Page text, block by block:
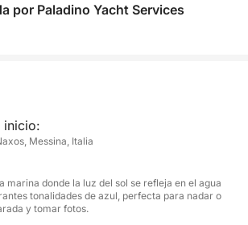
de relax, diversión y vistas
salón con ventanales
con capacidad para hasta
que le brindarán la máxima
es el flybridge, un oasis al aire
por Paladino Yacht Services
inicio:
Messina, Italia
marina donde la luz del sol se refleja en el agua
tonalidades de azul, perfecta para nadar o
y tomar fotos.